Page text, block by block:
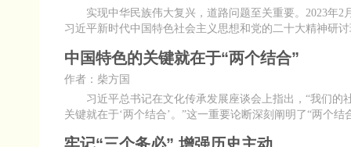
实现中华民族伟大复兴，道路问题至关重要。2023年2
习近平新时代中国特色社会主义思想和党的二十大精神研
中国特色的关键就在于“两个结合”
作者：柴方国
习近平总书记在文化传承发展座谈会上指出，“我们的
关键就在于‘两个结合’。”这一重要论断深刻阐明了“两个